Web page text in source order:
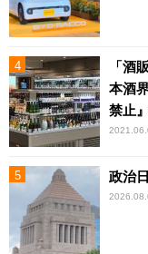
「酒
本酒
禁止
政治